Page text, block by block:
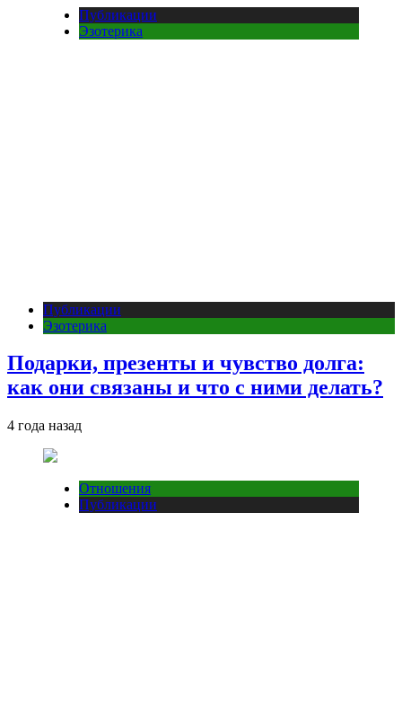
Публикации
Эзотерика
Публикации
Эзотерика
Подарки, презенты и чувство долга:
как они связаны и что с ними делать?
4 года назад
Отношения
Публикации